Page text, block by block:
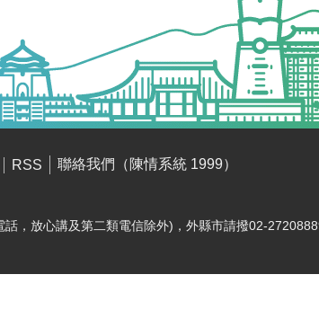
RSS 聯絡我們（陳情系統 1999）
，放心講及第二類電信除外)，外縣市請撥02-